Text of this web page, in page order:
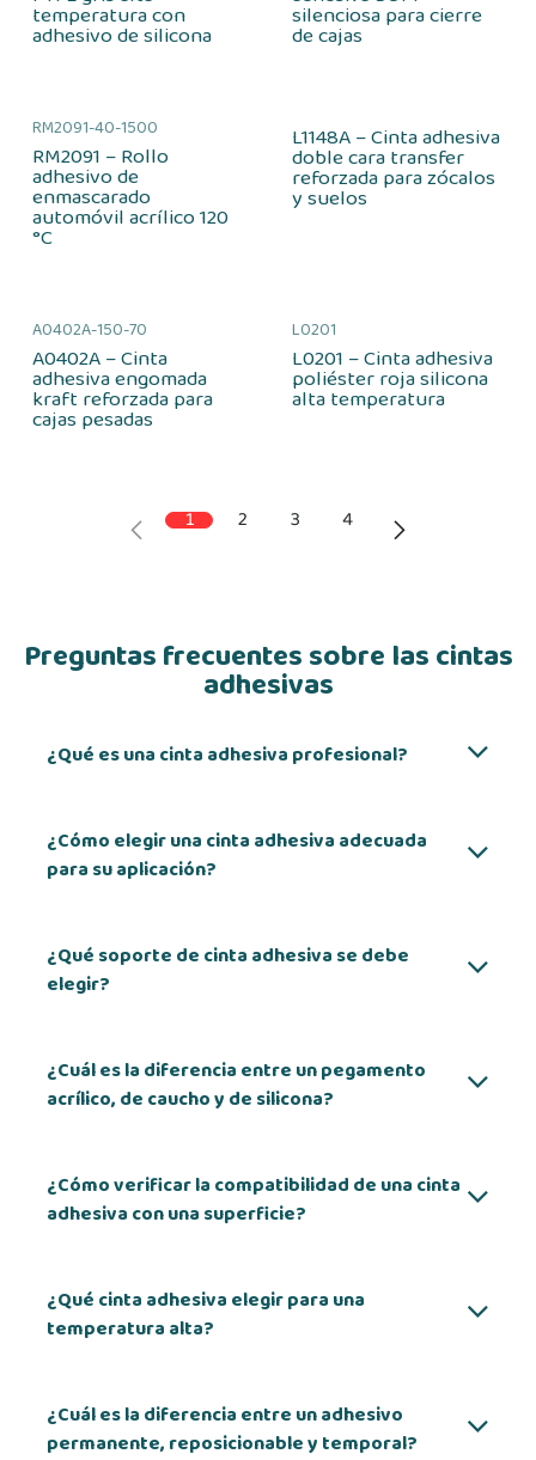
temperatura con
adhesivo de silicona
silenciosa para cierre
de cajas
RM2091-40-1500
RM2091 – Rollo
adhesivo de
enmascarado
automóvil acrílico 120
°C
L1148A – Cinta adhesiva
doble cara transfer
reforzada para zócalos
y suelos
A0402A-150-70
A0402A – Cinta
adhesiva engomada
kraft reforzada para
cajas pesadas
L0201
L0201 – Cinta adhesiva
poliéster roja silicona
alta temperatura
1 2 3 4
Preguntas frecuentes sobre las cintas
adhesivas
¿Qué es una cinta adhesiva profesional?
¿Cómo elegir una cinta adhesiva adecuada
para su aplicación?
¿Qué soporte de cinta adhesiva se debe
elegir?
¿Cuál es la diferencia entre un pegamento
acrílico, de caucho y de silicona?
¿Cómo verificar la compatibilidad de una cinta
adhesiva con una superficie?
¿Qué cinta adhesiva elegir para una
temperatura alta?
¿Cuál es la diferencia entre un adhesivo
permanente, reposicionable y temporal?